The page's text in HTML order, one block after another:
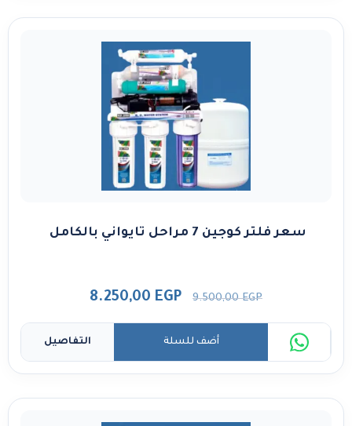
سعر فلتر كوجين 7 مراحل تايواني بالكامل
9.500,00EGP
8.250,00 EGP
التفاصيل أضف للسلة